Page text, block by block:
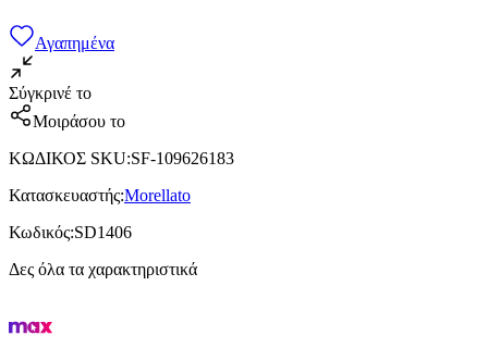
Αγαπημένα
Σύγκρινέ το
Μοιράσου το
ΚΩΔΙΚΟΣ SKU:SF-109626183
Κατασκευαστής:Morellato
Κωδικός:SD1406
Δες όλα τα χαρακτηριστικά